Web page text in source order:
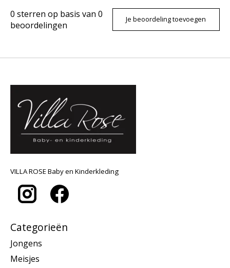
0 sterren op basis van 0
beoordelingen
Je beoordeling toevoegen
VILLA ROSE Baby en Kinderkleding
Categorieën
Jongens
Meisjes